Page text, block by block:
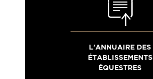
L'ANNUAIRE DES
ÉTABLISSEMENTS
ÉQUESTRES